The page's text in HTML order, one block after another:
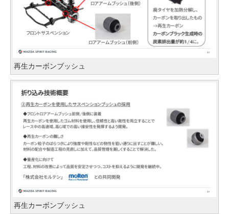
再生カーボンブッシュ
再生カーボンブッシュ